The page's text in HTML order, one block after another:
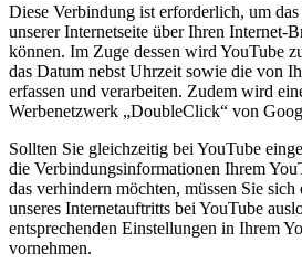
Diese Verbindung ist erforderlich, um
unserer Internetseite über Ihren Internet-
können. Im Zuge dessen wird YouTube
das Datum nebst Uhrzeit sowie die von
erfassen und verarbeiten. Zudem wird
Werbenetzwerk „DoubleClick“ von
Sollten Sie gleichzeitig bei YouTube
die Verbindungsinformationen Ihrem
das verhindern möchten, müssen Sie
unseres Internetauftritts bei YouTube
entsprechenden Einstellungen in Ihrem
vornehmen.